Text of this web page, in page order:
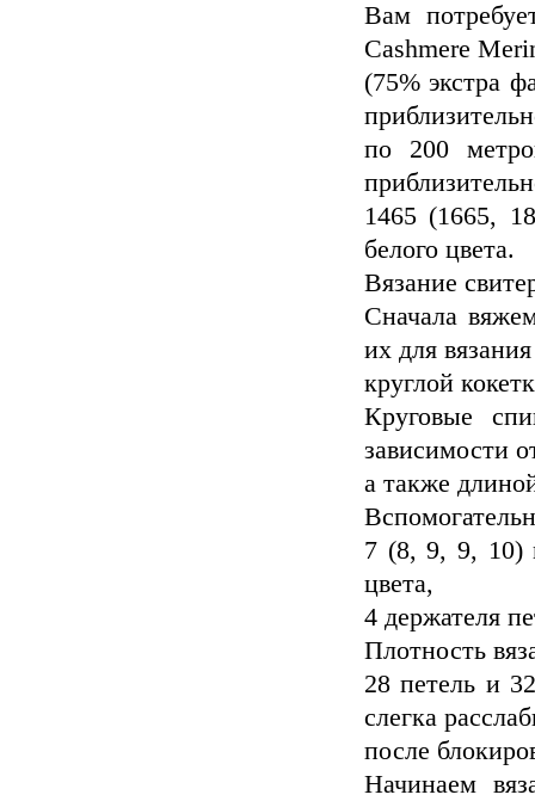
Вам
Cashmere
(75% экстра
по 200
1465 (1665,
белого цвета.
Вязание
Сначала
их для вязания
круглой
Круговые
зависимости
а также
7 (8, 9, 9, 10)
цвета,
4 держателя
Плотность
28 петель и
слегка
после
Начинаем